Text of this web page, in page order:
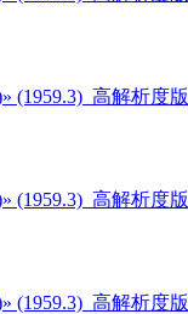
(1959.3)_高解析度版
(1959.3)_高解析度版
(1959.3)_高解析度版